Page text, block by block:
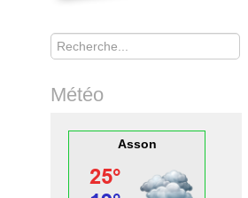
Rechercher
Météo
Asson